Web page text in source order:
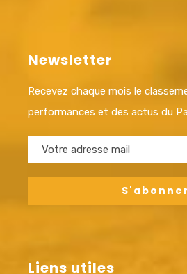
Newsletter
Recevez chaque mois le
performances et des actus du
Liens utiles